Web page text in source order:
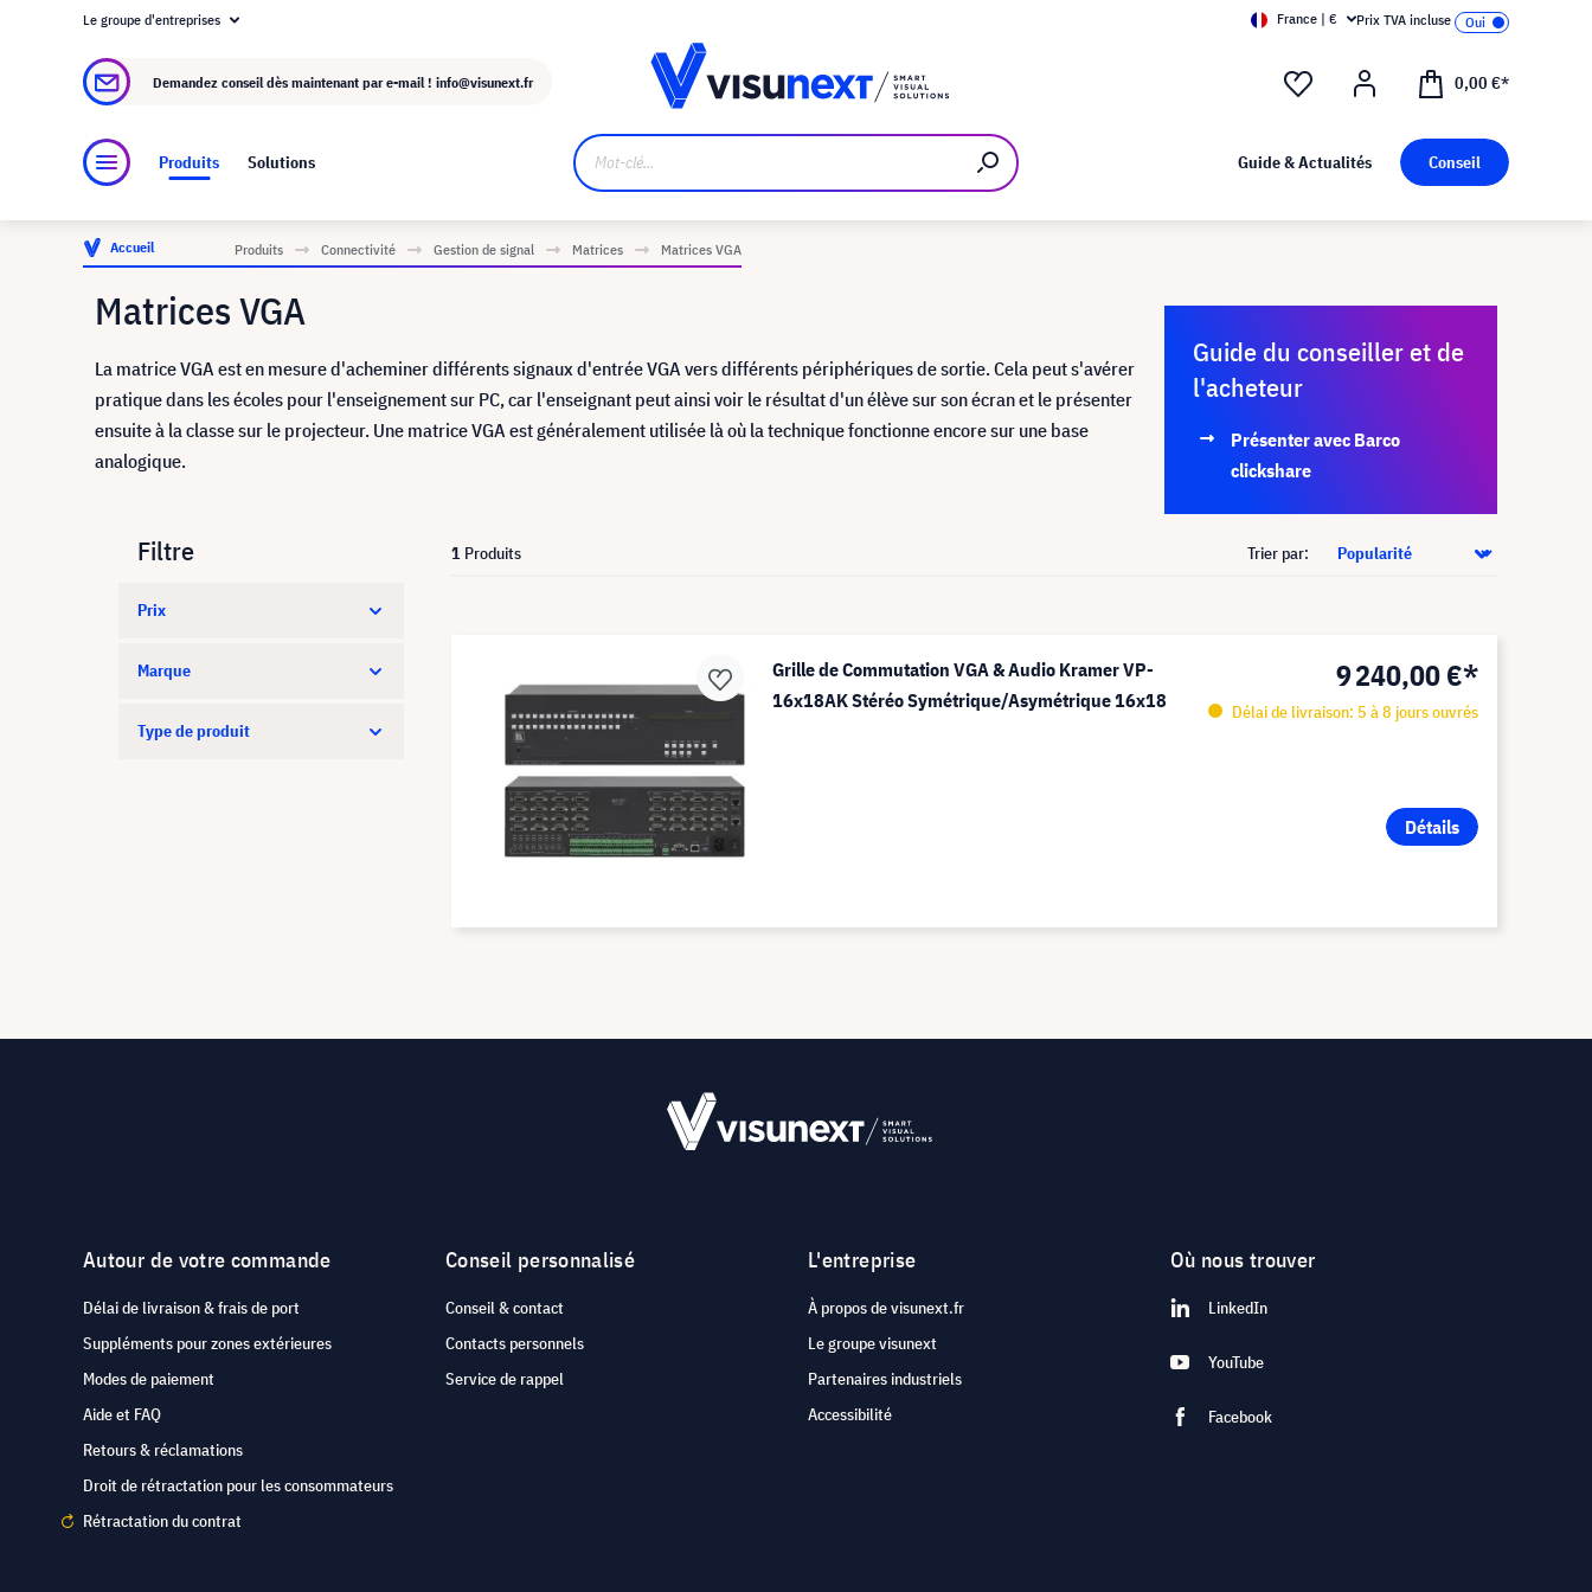
À propos de visunext.fr
Le groupe d'entreprises France | € Prix TVA incluse
Demandez conseil dès maintenant par e-mail ! info@visunext.fr 0,00 €*
Produits Solutions Guide & Actualités Conseil
Accueil Produits Connectivité Gestion de signal Matrices Matrices VGA
Matrices VGA
La matrice VGA est en mesure d'acheminer différents signaux d'entrée VGA vers différents périphériques de sortie. Cela peut s'avérer
pratique dans les écoles pour l'enseignement sur PC, car l'enseignant peut ainsi voir le résultat d'un élève sur son écran et le présenter
ensuite à la classe sur le projecteur. Une matrice VGA est généralement utilisée là où la technique fonctionne encore sur une base
analogique.
Guide du conseiller et de
l'acheteur
Présenter avec Barco
clickshare
Filtre
Prix
Marque
Type de produit
1 Produits Trier par:
Grille de Commutation VGA & Audio Kramer VP-
16x18AK Stéréo Symétrique/Asymétrique 16x18
9 240,00 €*
Délai de livraison: 5 à 8 jours ouvrés
Détails
Autour de votre commande
Délai de livraison & frais de port
Suppléments pour zones extérieures
Modes de paiement
Aide et FAQ
Retours & réclamations
Droit de rétractation pour les consommateurs
Rétractation du contrat
Conseil personnalisé
Conseil & contact
Contacts personnels
Service de rappel
L'entreprise
À propos de visunext.fr
Le groupe visunext
Partenaires industriels
Accessibilité
Où nous trouver
LinkedIn
YouTube
Facebook